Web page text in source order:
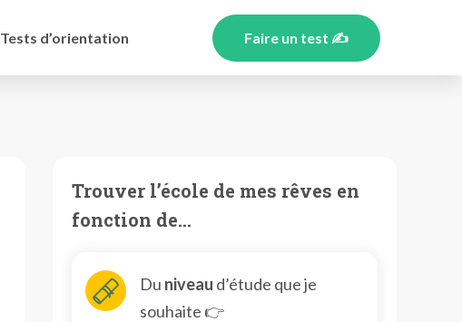
Tests d’orientation Faire un test ✍️
Trouver l’école de mes rêves en
fonction de…
Du niveau d’étude que je
souhaite 👉